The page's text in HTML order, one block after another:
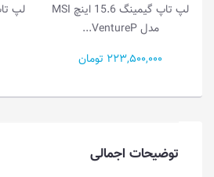
لپ تاپ گیمینگ 15.6 اینچ MSI
مدل VentureP...
223,500,000 تومان
توضیحات اجمالی